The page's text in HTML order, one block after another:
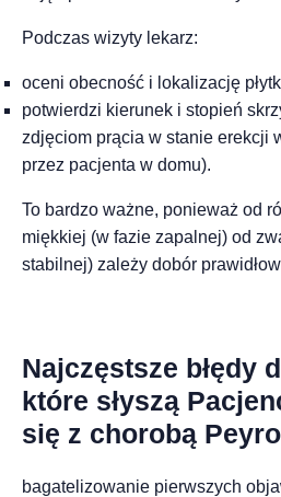
Podczas wizyty lekarz:
oceni obecność i lokalizację
potwierdzi kierunek i stopień
zdjęciom prącia w stanie erekcji
przez pacjenta w domu).
To bardzo ważne, ponieważ od
miękkiej (w fazie zapalnej) od
stabilnej) zależy dobór
Najczęstsze błędy
które słyszą
się z chorobą
bagatelizowanie pierwszych